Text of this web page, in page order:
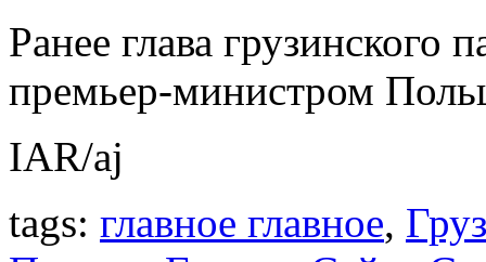
Ранее глава грузинского
премьер-министром
IAR/aj
tags: главное главное,